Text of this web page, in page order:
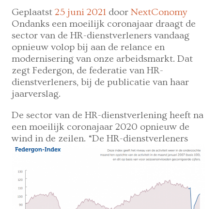
Geplaatst 25 juni 2021 door NextConomy
Ondanks een moeilijk coronajaar draagt de
sector van de HR-dienstverleners vandaag
opnieuw volop bij aan de relance en
modernisering van onze arbeidsmarkt. Dat
zegt Federgon, de federatie van HR-
dienstverleners, bij de publicatie van haar
jaarverslag.
De sector van de HR-dienstverlening heeft na
een moeilijk coronajaar 2020 opnieuw de
wind in de zeilen. “De HR-dienstverleners